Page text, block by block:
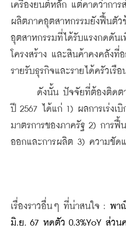
เครื่องยนต์หลัก แต่คาดว่าการ
ผลิตภาคอุตสาหกรรมยังฟื้นตัว
อุตสาหกรรมที่ได้รับแรงกดดันเ
โครงสร้าง และสินค้าคงคลังที่
รายรับธุรกิจและรายได้ครัวเรือ
ดังนั้น ปัจจัยที่ต้องติดตาม
ปี 2567 ได้แก่ 1) ผลการเร่งเ
มาตรการของภาครัฐ 2) การฟื้
ออกและการผลิต 3) ความขัด
เรื่องราวอื่นๆ ที่น่าสนใจ : พา
มิ.ย. 67 หดตัว 0.3%YoY ส่วน